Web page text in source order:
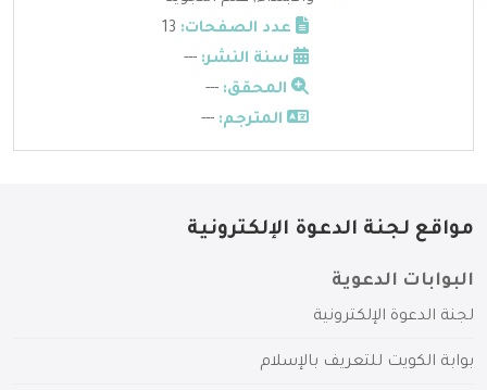
عدد الصفحات:
سنة النشر: ---
المحقق: ---
المترجم: ---
مواقع لجنة الدعوة الإلكترونية
البوابات الدعوية
لجنة الدعوة الإلكترونية
بوابة الكويت للتعريف بالإسلام